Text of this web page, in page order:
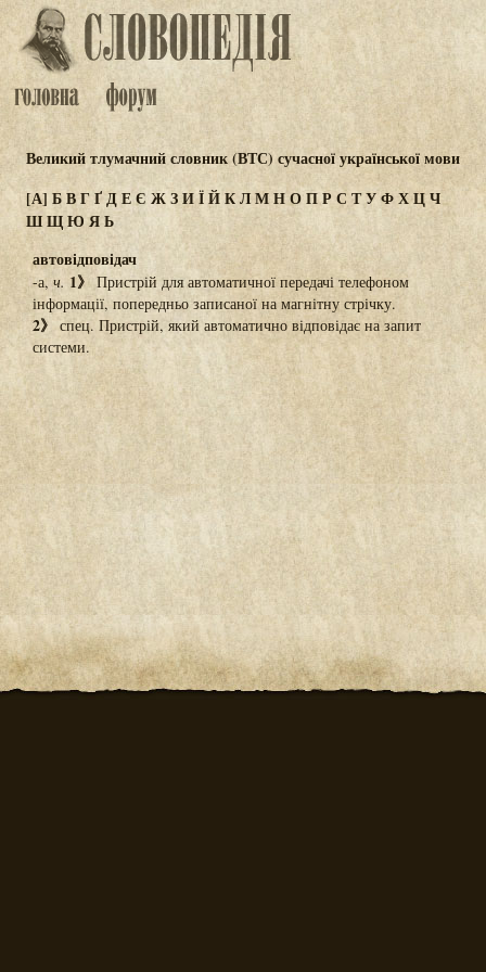
Великий тлумачний словник (ВТС) сучасної української мови
[А] БВГҐДЕЄ ЖЗИЇЙКЛМНОПР СТУФХЦЧ
ШЩЮЯЬ
автовідповідач
-а, ч. 1》 Пристрій для автоматичної передачі телефоном
інформації, попередньо записаної на магнітну стрічку.
2》 спец. Пристрій, який автоматично відповідає на запит
системи.